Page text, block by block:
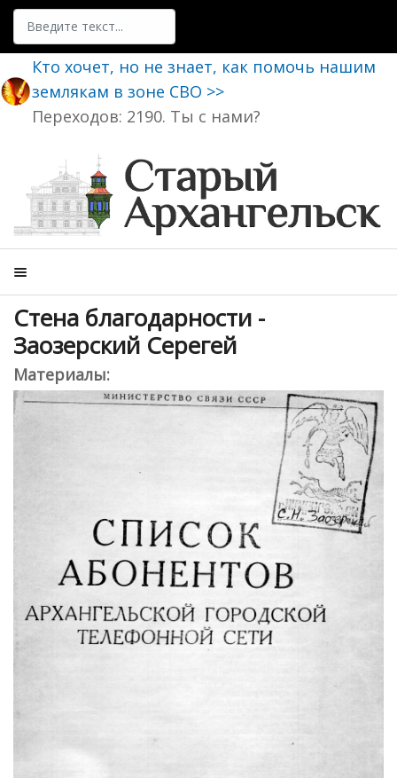
Поиск
Кто хочет, но не знает, как помочь нашим
землякам в зоне СВО >>
Переходов: 2190. Ты с нами?
Стена благодарности -
Заозерский Серегей
Материалы: